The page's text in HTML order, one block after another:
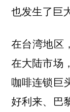
也发生了巨
在台湾地区
在大陆市场
咖啡连锁巨
好利来、巴